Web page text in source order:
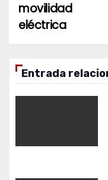
movilidad
eléctrica
Entrada